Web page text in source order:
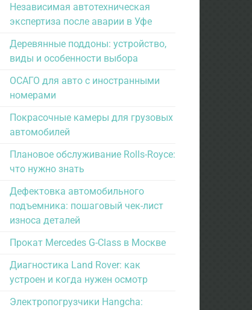
Независимая автотехническая
экспертиза после аварии в Уфе
Деревянные поддоны: устройство,
виды и особенности выбора
ОСАГО для авто с иностранными
номерами
Покрасочные камеры для грузовых
автомобилей
Плановое обслуживание Rolls-Royce:
что нужно знать
Дефектовка автомобильного
подъемника: пошаговый чек-лист
износа деталей
Прокат Mercedes G-Class в Москве
Диагностика Land Rover: как
устроен и когда нужен осмотр
Электропогрузчики Hangcha: